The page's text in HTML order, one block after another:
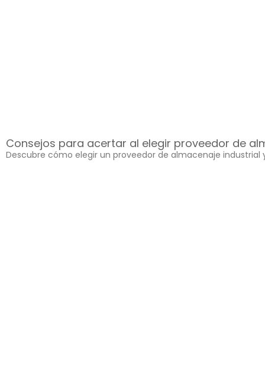
Consejos para acertar al elegir proveedor de
Descubre cómo elegir un proveedor de almacenaje